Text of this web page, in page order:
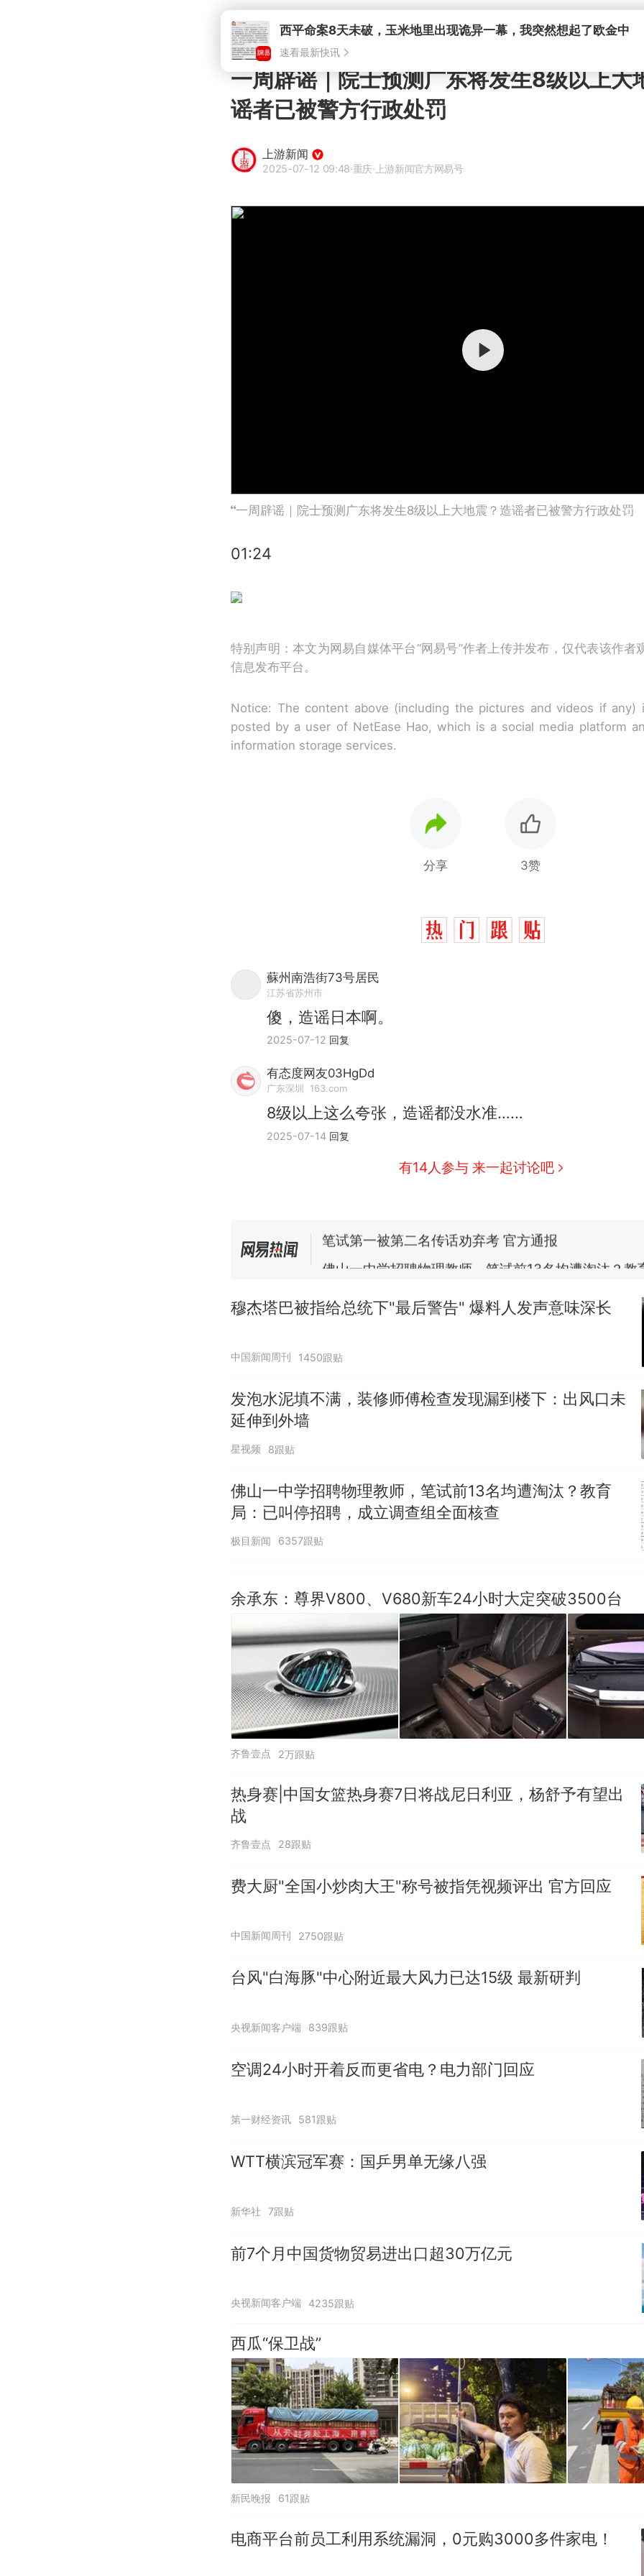
一周辟谣｜院士预测广东将发生8级以上大
谣者已被警方行政处罚
上游新闻
2025-07-12 09:48·重庆·上游新闻官方网易号
一周辟谣｜院士预测广东将发生8级以上大地震？造谣者已被警方行政处罚
01:24
特别声明：本文为网易自媒体平台“网易号”作者上传并发布，仅代表该作者
信息发布平台。
Notice: The content above (including the pictures and videos if any)
posted by a user of NetEase Hao, which is a social media platform
information storage services.
分享 3赞
蘇州南浩街73号居民
江苏省苏州市
傻，造谣日本啊。
2025-07-12 回复
有态度网友03HgDd
广东深圳 163.com
8级以上这么夸张，造谣都没水准……
2025-07-14 回复
有14人参与 来一起讨论吧
热 那个在床头放菜刀的女孩，因老师一句“跟我回家”
费大厨“全国小炒肉大王”称号，仅凭视频评出？中
佛山一中学招聘物理教师，笔试前13名均遭淘汰？教
招聘，成立调查组全面核查
热 那个在床头放菜刀的女孩，因老师一句“跟我回家”
穆杰塔巴被指给总统下"最后警告" 爆料人发声意味深长
中国新闻周刊 1450跟贴
发泡水泥填不满，装修师傅检查发现漏到楼下：出风口未
延伸到外墙
星视频 8跟贴
佛山一中学招聘物理教师，笔试前13名均遭淘汰？教育
局：已叫停招聘，成立调查组全面核查
极目新闻 6357跟贴
余承东：尊界V800、V680新车24小时大定突破3500台
齐鲁壹点 2万跟贴
热身赛|中国女篮热身赛7日将战尼日利亚，杨舒予有望出
战
齐鲁壹点 28跟贴
费大厨"全国小炒肉大王"称号被指凭视频评出 官方回应
中国新闻周刊 2750跟贴
台风"白海豚"中心附近最大风力已达15级 最新研判
央视新闻客户端 839跟贴
空调24小时开着反而更省电？电力部门回应
第一财经资讯 581跟贴
WTT横滨冠军赛：国乒男单无缘八强
新华社 7跟贴
前7个月中国货物贸易进出口超30万亿元
央视新闻客户端 4235跟贴
西瓜“保卫战”
新民晚报 61跟贴
电商平台前员工利用系统漏洞，0元购3000多件家电！